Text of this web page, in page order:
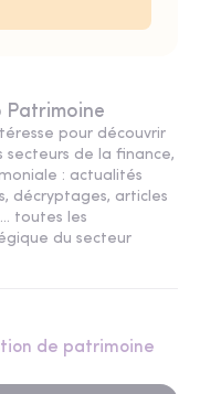
Patrimoine
pour découvrir
secteurs de la finance,
: actualités
décryptages, articles
toutes les
du secteur
de patrimoine